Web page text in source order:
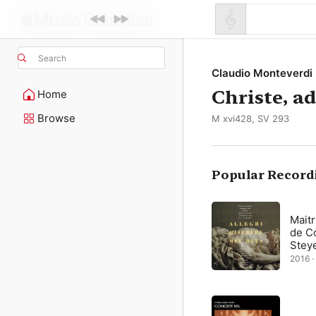
Search
Home
Browse
Claudio Monteverdi
Christe,
M xvi428, SV 293
Popular
de
2016